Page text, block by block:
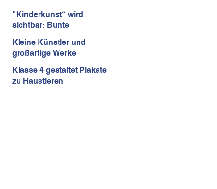
"Kinderkunst“ wird
sichtbar: Bunte
den Rathauspark!
Kleine Künstler und
großartige Werke
Klasse 4 gestaltet Plakate
zu Haustieren